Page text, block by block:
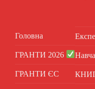
Головна
ГРАНТИ 2026
ГРАНТИ ЄС